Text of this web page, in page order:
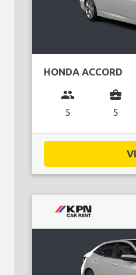
HONDA ACCORD
group
5
business_center
5